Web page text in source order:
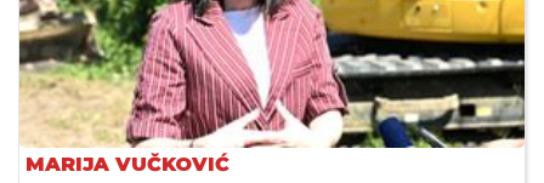
MARIJA VUČKOVIĆ